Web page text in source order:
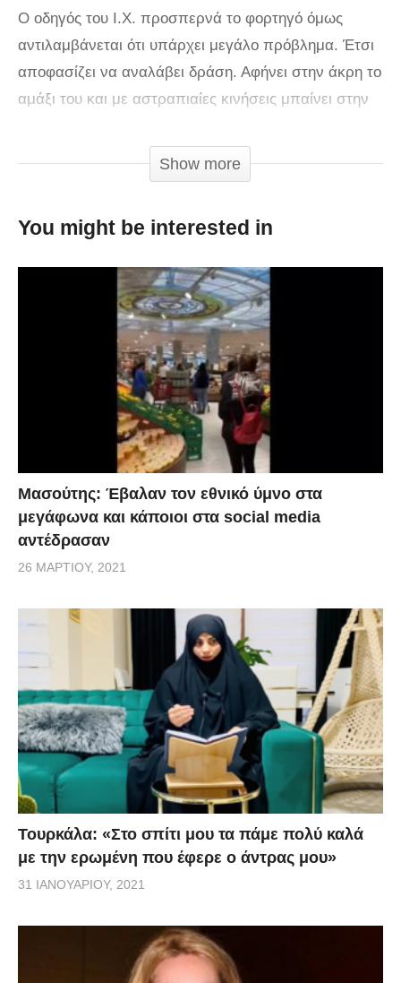
Ο οδηγός του Ι.Χ. προσπερνά το φορτηγό όμως
αντιλαμβάνεται ότι υπάρχει μεγάλο πρόβλημα. Έτσι
αποφασίζει να αναλάβει δράση. Αφήνει στην άκρη το
αμάξι του και με αστραπιαίες κινήσεις μπαίνει στην
πράγματα γίνουν πολύ χειρότερα.
Show more
You might be interested in
Μασούτης: Έβαλαν τον εθνικό ύμνο στα
μεγάφωνα και κάποιοι στα social media
αντέδρασαν
26 ΜΑΡΤΊΟΥ, 2021
Τουρκάλα: «Στο σπίτι μου τα πάμε πολύ καλά
με την ερωμένη που έφερε ο άντρας μου»
31 ΙΑΝΟΥΑΡΊΟΥ, 2021